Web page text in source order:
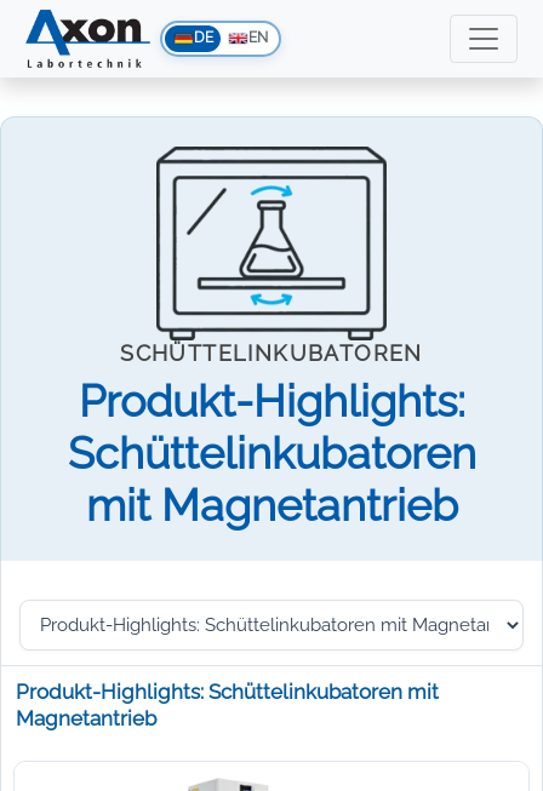
DE EN
SCHÜTTELINKUBATOREN
Produkt-Highlights:
Schüttelinkubatoren
mit Magnetantrieb
Produkt-Highlights: Schüttelinkubatoren mit
Magnetantrieb